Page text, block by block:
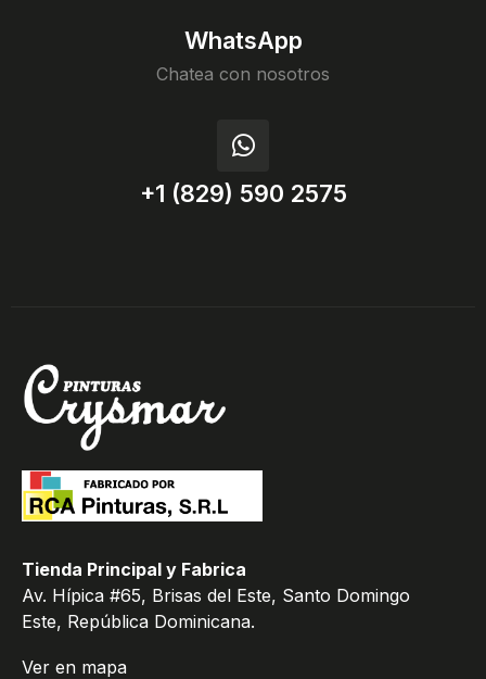
WhatsApp
Chatea con nosotros
+1 (829) 590 2575
Tienda Principal y Fabrica
Av. Hípica #65, Brisas del Este, Santo Domingo
Este, República Dominicana.
Ver en mapa